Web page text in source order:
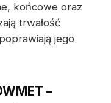
końcowe oraz
trwałość
jego
–